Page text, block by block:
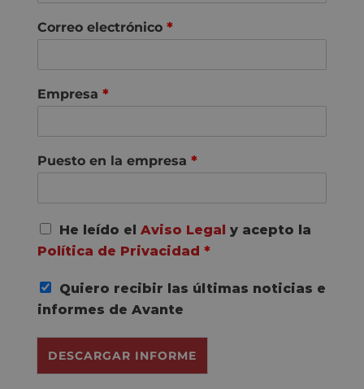
Correo electrónico *
Empresa *
Puesto en la empresa *
A
c
u
r
d
R
P
He leído el Aviso Legal y acepto la
Política de Privacidad *
Quiero recibir las últimas noticias e
informes de Avante
DESCARGAR INFORME